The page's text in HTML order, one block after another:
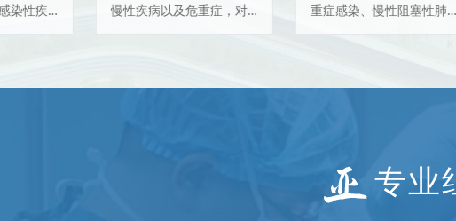
慢性疾病以及危重症，对
重症感染、慢性阻塞性肺
疾病急性加重期、慢性肺
喘、肺栓塞、肺结节..
10余年
专业